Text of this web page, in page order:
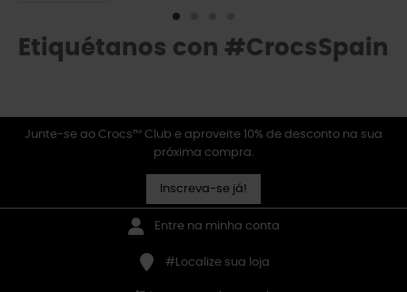
Etiquétanos con #CrocsSpain
Junte-se ao Crocs™ Club e aproveite 10% de desconto na sua
próxima compra.
Inscreva-se já!
Entre na minha conta
#Localize sua loja